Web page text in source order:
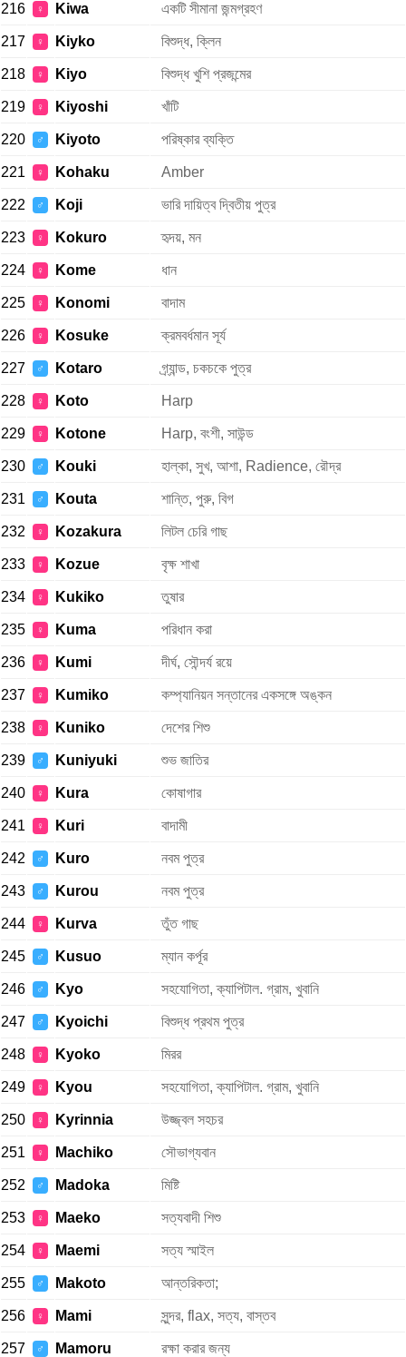
216 ♀ Kiwa একটি সীমানা জন্মগ্রহণ
217 ♀ Kiyko বিশুদ্ধ, ক্লিন
218 ♀ Kiyo বিশুদ্ধ খুশি প্রজন্মের
219 ♀ Kiyoshi খাঁটি
220 ♂ Kiyoto পরিষ্কার ব্যক্তি
221 ♀ Kohaku Amber
222 ♂ Koji ভারি দায়িত্ব দ্বিতীয় পুত্র
223 ♀ Kokuro হৃদয়, মন
224 ♀ Kome ধান
225 ♀ Konomi বাদাম
226 ♀ Kosuke ক্রমবর্ধমান সূর্য
227 ♂ Kotaro গ্র্যান্ড, চকচকে পুত্র
228 ♀ Koto Harp
229 ♀ Kotone Harp, বংশী, সাউন্ড
230 ♂ Kouki হাল্কা, সুখ, আশা, Radience, রৌদ্র
231 ♂ Kouta শান্তি, পুরু, বিগ
232 ♀ Kozakura লিটল চেরি গাছ
233 ♀ Kozue বৃক্ষ শাখা
234 ♀ Kukiko তুষার
235 ♀ Kuma পরিধান করা
236 ♀ Kumi দীর্ঘ, সৌন্দর্য রয়ে
237 ♀ Kumiko কম্প্যানিয়ন সন্তানের একসঙ্গে অঙ্কন
238 ♀ Kuniko দেশের শিশু
239 ♂ Kuniyuki শুভ জাতির
240 ♀ Kura কোষাগার
241 ♀ Kuri বাদামী
242 ♂ Kuro নবম পুত্র
243 ♂ Kurou নবম পুত্র
244 ♀ Kurva তুঁত গাছ
245 ♂ Kusuo ম্যান কর্পূর
246 ♂ Kyo সহযোগিতা, ক্যাপিটাল. গ্রাম, খুবানি
247 ♂ Kyoichi বিশুদ্ধ প্রথম পুত্র
248 ♀ Kyoko মিরর
249 ♀ Kyou সহযোগিতা, ক্যাপিটাল. গ্রাম, খুবানি
250 ♀ Kyrinnia উজ্জ্বল সহচর
251 ♀ Machiko সৌভাগ্যবান
252 ♂ Madoka মিষ্টি
253 ♀ Maeko সত্যবাদী শিশু
254 ♀ Maemi সত্য স্মাইল
255 ♂ Makoto আন্তরিকতা;
256 ♀ Mami সুন্দর, flax, সত্য, বাস্তব
257 ♂ Mamoru রক্ষা করার জন্য